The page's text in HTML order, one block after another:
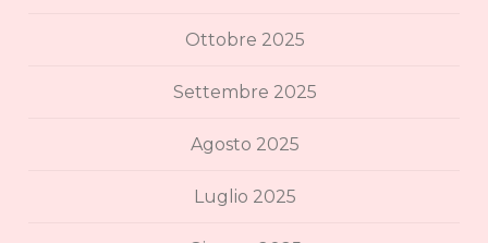
Ottobre 2025
Settembre 2025
Agosto 2025
Luglio 2025